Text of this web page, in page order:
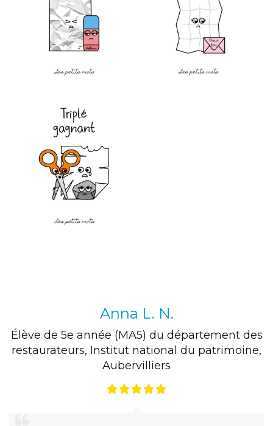
Anna L. N.
Élève de 5e année (MA5) du département des
restaurateurs, Institut national du patrimoine,
Aubervilliers